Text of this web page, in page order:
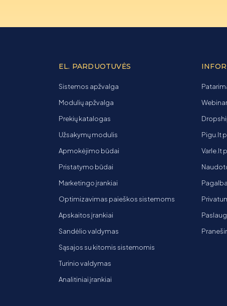
EL. PARDUOTUVĖS
Sistemos apžvalga
Modulių apžvalga
Prekių katalogas
Užsakymų modulis
Apmokėjimo būdai
Pristatymo būdai
Marketingo įrankiai
Optimizavimas paieškos sistemoms
Apskaitos įrankiai
Sandėlio valdymas
Sąsajos su kitomis sistemomis
Turinio valdymas
Analitiniai įrankiai
Pigu.lt
Varle.lt
Pagalba